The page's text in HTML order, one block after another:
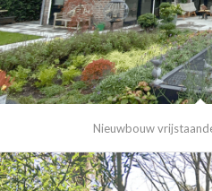
Nieuwbouw